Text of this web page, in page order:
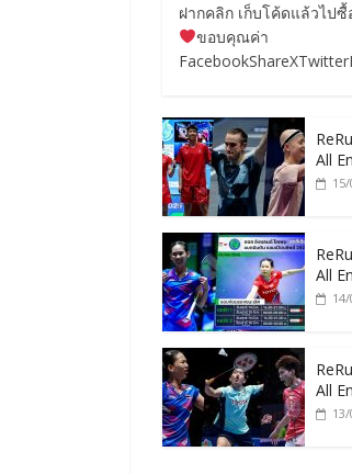
ฝากคลิก เก็บโค้ดแล้วไป
ขอบคุณค่า
All
All
All